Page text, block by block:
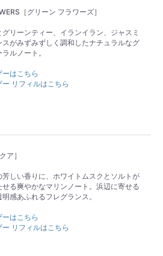
［グリーン フラワーズ］
リーンティー、イランイラン、ジャスミ
スがみずみずしく調和したナチュラルなグ
ルノート。
はこちら
リフィルはこちら
ア］
芳しい香りに、ホワイトムスクとソルトが
る爽やかなマリンノート。浜辺に寄せる
感あふれるフレグランス。
はこちら
リフィルはこちら